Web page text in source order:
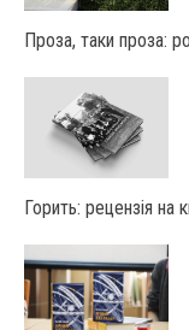
Проза, таки проза:
Горить: рецензія на